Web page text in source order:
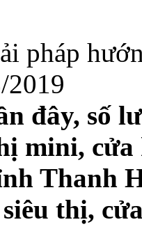
pháp
2019
đây, số
mini,
Thanh
thị,